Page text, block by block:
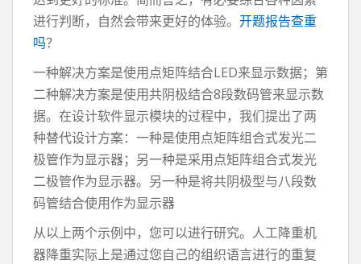
进行判断，自然会带来更好的体验。 开题报告查重
吗？
一种解决方案是使用点矩阵结合LED来显示数据；第
二种解决方案是使用共阴极结合8段数码管来显示数
据。在设计软件显示模块的过程中，我们提出了两
种替代设计方案：一种是使用点矩阵组合式发光二
极管作为显示器；另一种是采用点矩阵组合式发光
二极管作为显示器。另一种是将共阴极型与八段数
码管结合使用作为显示器
从以上两个示例中，您可以进行研究。人工降重机
器降重实际上是通过您自己的组织语言进行的重复